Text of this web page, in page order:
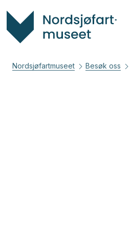
Nordsjøfartmuseet Besøk oss